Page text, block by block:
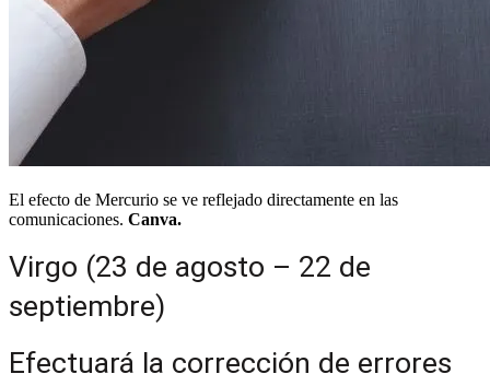
El efecto de Mercurio se ve reflejado directamente en las
comunicaciones. Canva.
Virgo (23 de agosto – 22 de
septiembre)
Efectuará la corrección de errores